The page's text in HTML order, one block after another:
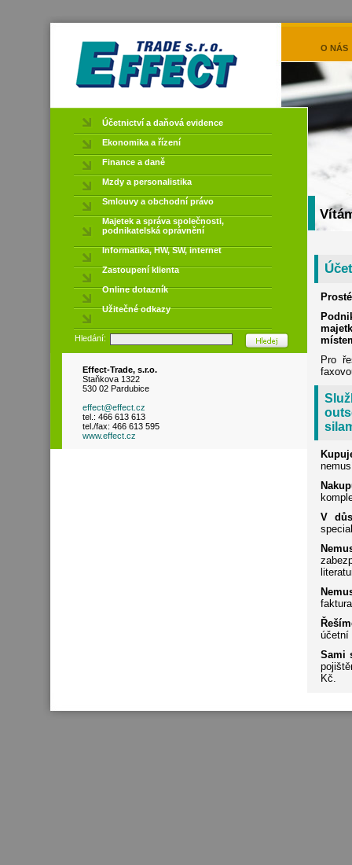
O NÁS
Účetnictví a daňová evidence
Ekonomika a řízení
Finance a daně
Mzdy a personalistika
Smlouvy a obchodní právo
Majetek a správa společnosti,
podnikatelská oprávnění
Informatika, HW, SW, internet
Zastoupení klienta
Online dotazník
Užitečné odkazy
Hledání:
Effect-Trade, s.r.o.
Staňkova 1322
530 02 Pardubice
effect@effect.cz
tel.: 466 613 613
tel./fax: 466 613 595
www.effect.cz
Pro
V
účetní
Sami
Kč.